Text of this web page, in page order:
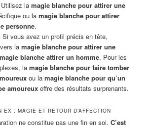
la magie blanche pour attirer une
ou la magie blanche pour attirer
personne.
Si vous avez un profil précis en tête,
la magie blanche pour attirer une
magie blanche attirer un homme. Pour les
la magie blanche pour faire tomber
ou la magie blanche pour qu’un
amoureuxoffre des résultats surprenants.
EX : MAGIE ET RETOUR D’AFFECTION
ne constitue pas une fin en soi.C’est